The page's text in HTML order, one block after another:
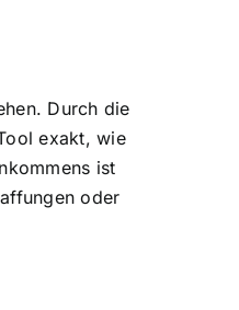
Durch die
exakt, wie
ist
oder